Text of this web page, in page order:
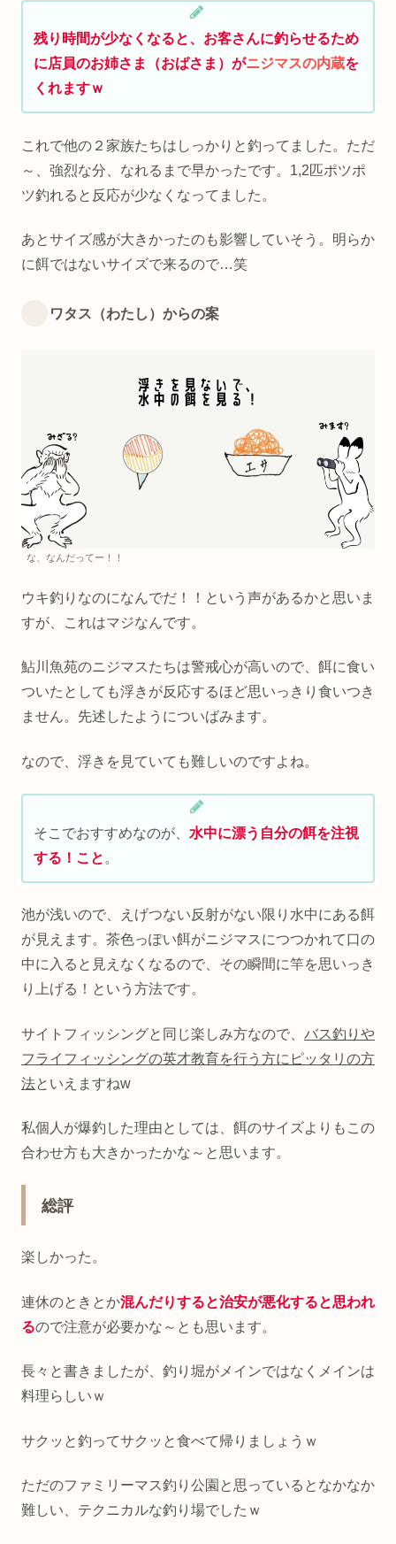
残り時間が少なくなると、お客さんに釣らせるため
に店員のお姉さま（おばさま）がニジマスの内蔵を
くれますｗ
これで他の２家族たちはしっかりと釣ってました。ただ
～、強烈な分、なれるまで早かったです。1,2匹ポツポ
ツ釣れると反応が少なくなってました。
あとサイズ感が大きかったのも影響していそう。明らか
に餌ではないサイズで来るので…笑
ワタス（わたし）からの案
な、なんだってー！！
ウキ釣りなのになんでだ！！という声があるかと思いま
すが、これはマジなんです。
鮎川魚苑のニジマスたちは警戒心が高いので、餌に食い
ついたとしても浮きが反応するほど思いっきり食いつき
ません。先述したようについばみます。
なので、浮きを見ていても難しいのですよね。
そこでおすすめなのが、 水中に漂う自分の餌を注視
する！こと 。
池が浅いので、えげつない反射がない限り水中にある餌
が見えます。茶色っぽい餌がニジマスにつつかれて口の
中に入ると見えなくなるので、その瞬間に竿を思いっき
り上げる！という方法です。
サイトフィッシングと同じ楽しみ方なので、 バス釣りや
フライフィッシングの英才教育を行う方にピッタリの方
法といえますねw
私個人が爆釣した理由としては、餌のサイズよりもこの
合わせ方も大きかったかな～と思います。
総評
楽しかった。
連休のときとか混んだりすると治安が悪化すると思われ
るので注意が必要かな～とも思います。
長々と書きましたが、釣り堀がメインではなくメインは
料理らしいｗ
サクッと釣ってサクッと食べて帰りましょうｗ
ただのファミリーマス釣り公園と思っているとなかなか
難しい、テクニカルな釣り場でしたｗ